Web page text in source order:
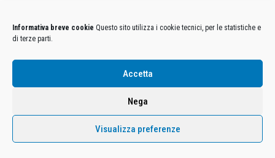
Informativa breve cookie Questo sito utilizza i cookie tecnici, per le statistiche e
di terze parti.
Accetta
Nega
Visualizza preferenze